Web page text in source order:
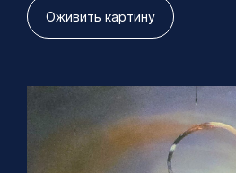
Оживить картину